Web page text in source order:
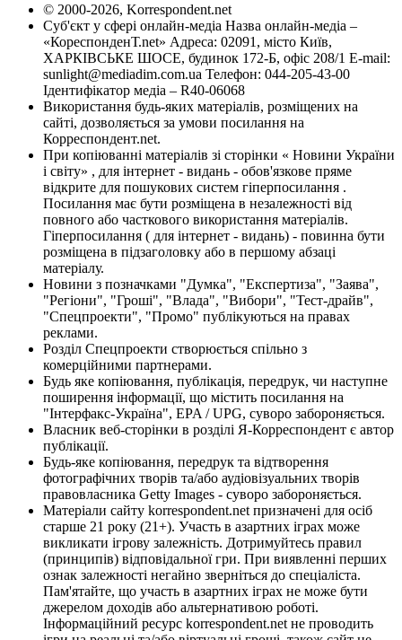
© 2000-2026, Korrespondent.net
Суб'єкт у сфері онлайн-медіа Назва онлайн-медіа –
«КореспонденТ.net» Адреса: 02091, місто Київ,
ХАРКІВСЬКЕ ШОСЕ, будинок 172-Б, офіс 208/1 E-mail:
sunlight@mediadim.com.ua Телефон: 044-205-43-00
Ідентифікатор медіа – R40-06068
Використання будь-яких матеріалів, розміщених на
сайті, дозволяється за умови посилання на
Корреспондент.net.
При копіюванні матеріалів зі сторінки « Новини України
і світу» , для інтернет - видань - обов'язкове пряме
відкрите для пошукових систем гіперпосилання .
Посилання має бути розміщена в незалежності від
повного або часткового використання матеріалів.
Гіперпосилання ( для інтернет - видань) - повинна бути
розміщена в підзаголовку або в першому абзаці
матеріалу.
Новини з позначками "Думка", "Експертиза", "Заява",
"Регіони", "Гроші", "Влада", "Вибори", "Тест-драйв",
"Спецпроекти", "Промо" публікуються на правах
реклами.
Розділ Спецпроекти створюється спільно з
комерційними партнерами.
Будь яке копіювання, публікація, передрук, чи наступне
поширення інформації, що містить посилання на
"Інтерфакс-Україна", EPA / UPG, суворо забороняється.
Власник веб-сторінки в розділі Я-Корреспондент є автор
публікації.
Будь-яке копіювання, передрук та відтворення
фотографічних творів та/або аудіовізуальних творів
правовласника Getty Images - суворо забороняється.
Матеріали сайту korrespondent.net призначені для осіб
старше 21 року (21+). Участь в азартних іграх може
викликати ігрову залежність. Дотримуйтесь правил
(принципів) відповідальної гри. При виявленні перших
ознак залежності негайно зверніться до спеціаліста.
Пам'ятайте, що участь в азартних іграх не може бути
джерелом доходів або альтернативою роботі.
Інформаційний ресурс korrespondent.net не проводить